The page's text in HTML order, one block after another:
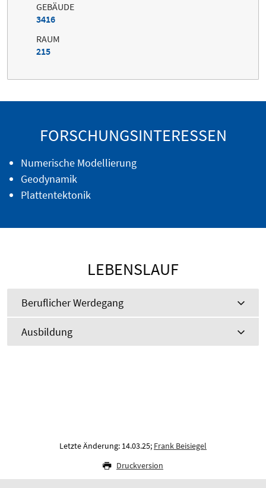
GEBÄUDE
3416
RAUM
215
FORSCHUNGSINTERESSEN
Numerische Modellierung
Geodynamik
Plattentektonik
LEBENSLAUF
Beruflicher Werdegang
Ausbildung
Letzte Änderung: 14.03.25; Frank Beisiegel
Druckversion